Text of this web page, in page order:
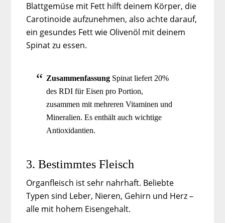
Blattgemüse mit Fett hilft deinem Körper, die
Carotinoide aufzunehmen, also achte darauf,
ein gesundes Fett wie Olivenöl mit deinem
Spinat zu essen.
Zusammenfassung Spinat liefert 20%
des RDI für Eisen pro Portion,
zusammen mit mehreren Vitaminen und
Mineralien. Es enthält auch wichtige
Antioxidantien.
3. Bestimmtes Fleisch
Organfleisch ist sehr nahrhaft. Beliebte
Typen sind Leber, Nieren, Gehirn und Herz –
alle mit hohem Eisengehalt.